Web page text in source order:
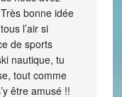
bonne idée
l’air si
de sports
nautique, tu
tout comme
être amusé !!